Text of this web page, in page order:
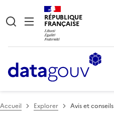
RÉPUBLIQUE
FRANÇAISE
Accueil Explorer Avis et